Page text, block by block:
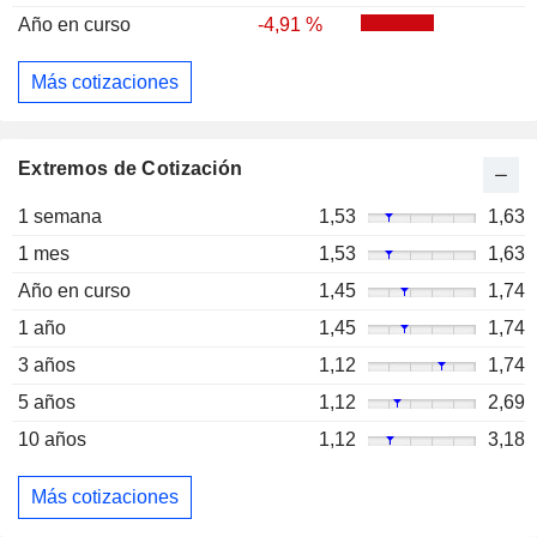
Año en curso
-4,91 %
Más cotizaciones
Extremos de Cotización
1 semana 1,53
1,63
1 mes
1,53
1,63
Año en curso
1,45
1,74
1 año
1,45
1,74
3 años
1,12
1,74
5 años
1,12
2,69
10 años
1,12 3,18
Más cotizaciones